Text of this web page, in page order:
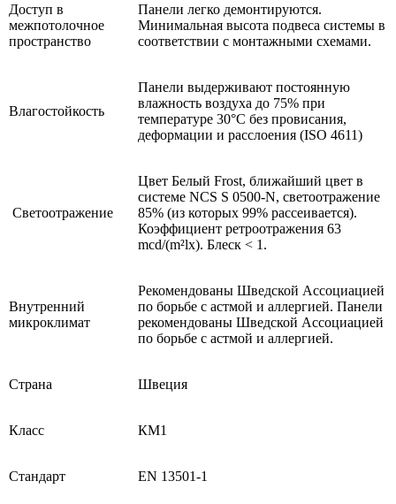
Доступ в
межпотолочное
пространство
Панели легко демонтируются.
Минимальная высота подвеса системы в
соответствии с монтажными схемами.
Влагостойкость
Панели выдерживают постоянную
влажность воздуха до 75% при
температуре 30°C без провисания,
деформации и расслоения (ISO 4611)
Светоотражение
Цвет Белый Frost, ближайший цвет в
системе NCS S 0500-N, светоотражение
85% (из которых 99% рассеивается).
Коэффициент ретроотражения 63
mcd/(m²lx). Блеск < 1.
Внутренний
микроклимат
Рекомендованы Шведской Ассоциацией
по борьбе с астмой и аллергией. Панели
рекомендованы Шведской Ассоциацией
по борьбе с астмой и аллергией.
Страна Швеция
Класс КМ1
Стандарт EN 13501-1